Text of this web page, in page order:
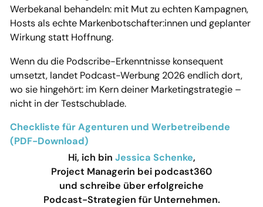
Werbekanal behandeln: mit Mut zu echten Kampagnen,
Hosts als echte Markenbotschafter:innen und geplanter
Wirkung statt Hoffnung.
Wenn du die Podscribe-Erkenntnisse konsequent
umsetzt, landet Podcast-Werbung 2026 endlich dort,
wo sie hingehört: im Kern deiner Marketingstrategie –
nicht in der Testschublade.
Checkliste für Agenturen und Werbetreibende
(PDF-Download)
Hi, ich bin Jessica Schenke,
Project Managerin bei podcast360
und schreibe über erfolgreiche
Podcast-Strategien für Unternehmen.